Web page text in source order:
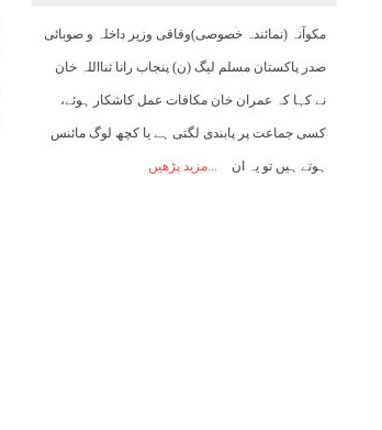
30°C 31°C 32°C 32°C
مکوآنہ (نمائندہ خصوصی)وفاقی وزیر داخلہ و صوبائی
صدر پاکستان مسلم لیگ (ن) پنجاب رانا ثنااللہ خان
نے کہا کہ عمران خان مکافات عمل کاشکار ہوئے،
کسی جماعت پر پابندی لگتی ہے یا کچھ لوگ مائنس
ہوتے ہیں تو یہ ان مزید پڑھیں